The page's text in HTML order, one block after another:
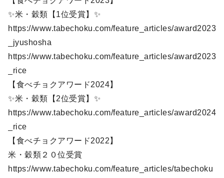
✨米・穀類【1位受賞】✨
https://www.tabechoku.com/feature_articles/award2023
_jyushosha
https://www.tabechoku.com/feature_articles/award2023
_rice
【食べチョクアワード2024】
✨米・穀類【2位受賞】✨
https://www.tabechoku.com/feature_articles/award2024
_rice
【食べチョクアワード2022】
米・穀類２０位受賞
https://www.tabechoku.com/feature_articles/tabechoku